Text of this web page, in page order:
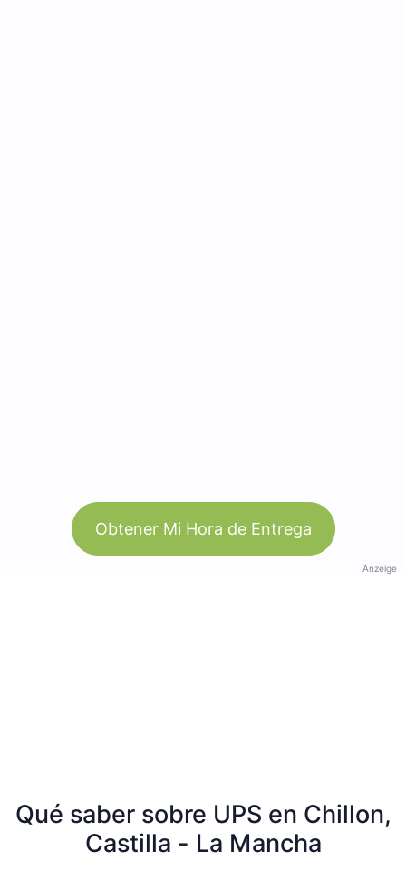
Obtener Mi Hora de Entrega
Anzeige
Qué saber sobre UPS en Chillon,
Castilla - La Mancha